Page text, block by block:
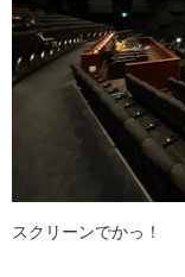
スクリーンでかっ！